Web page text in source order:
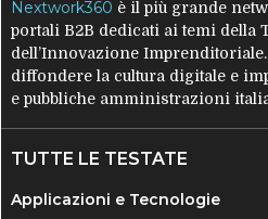
Nextwork360 è il più grande
portali B2B dedicati ai temi della
dell’Innovazione
diffondere la cultura digitale e
e pubbliche amministrazioni
TUTTE LE TESTATE
Applicazioni e Tecnologie